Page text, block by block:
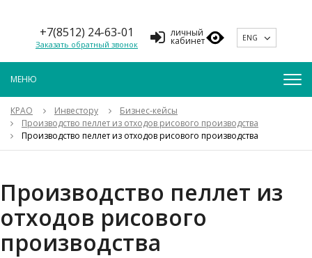
+7(8512) 24-63-01
Заказать обратный звонок
личный
кабинет ENG
КРАО Инвестору
Бизнес-кейсы
Производство пеллет из отходов рисового производства
Производство пеллет из отходов рисового производства
Производство пеллет из
отходов рисового
производства